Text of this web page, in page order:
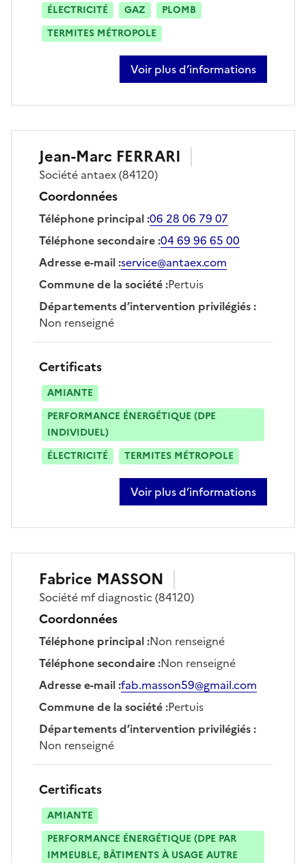
ÉLECTRICITÉ
GAZ
PLOMB
TERMITES MÉTROPOLE
Voir plus d’informations
sur julien dessaix
Jean-Marc FERRARI
Société antaex(84120)
Coordonnées
Téléphone principal:06 28 06 79 07
Téléphone secondaire:04 69 96 65 00
Adresse e-mail:service@antaex.com
Commune de la société:Pertuis
Départements d’intervention privilégiés:
Non renseigné
Certificats
AMIANTE
PERFORMANCE ÉNERGÉTIQUE (DPE
INDIVIDUEL)
ÉLECTRICITÉ
TERMITES MÉTROPOLE
Voir plus d’informations
sur jean-marc ferrari
Fabrice MASSON
Société mf diagnostic(84120)
Coordonnées
Téléphone principal:Non renseigné
Téléphone secondaire:Non renseigné
Adresse e-mail:fab.masson59@gmail.com
Commune de la société:Pertuis
Départements d’intervention privilégiés:
Non renseigné
Certificats
AMIANTE
PERFORMANCE ÉNERGÉTIQUE (DPE PAR
IMMEUBLE, BÂTIMENTS À USAGE AUTRE